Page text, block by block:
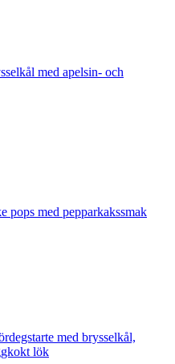
med apelsin- och
pops med pepparkakssmak
med brysselkål,
lök